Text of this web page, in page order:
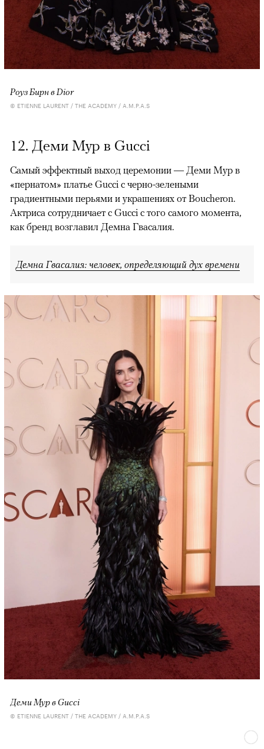
Роуз Бирн в Dior
© ETIENNE LAURENT / THE ACADEMY / A.M.P.A.S
12. Деми Мур в Gucci
Самый эффектный выход церемонии — Деми Мур в
«пернатом» платье Gucci с черно-зелеными
градиентными перьями и украшениях от Boucheron.
Актриса сотрудничает с Gucci с того самого момента,
как бренд возглавил Демна Гвасалия.
Демна Гвасалия: человек, определяющий дух времени
Деми Мур в Gucci
© ETIENNE LAURENT / THE ACADEMY / A.M.P.A.S